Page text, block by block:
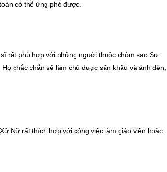
có thể ứng phó được.
rất phù hợp với những người thuộc chòm sao Sư
chắc chắn sẽ làm chủ được sân khấu và ánh đèn,
Nữ rất thích hợp với công việc làm giáo viên hoặc